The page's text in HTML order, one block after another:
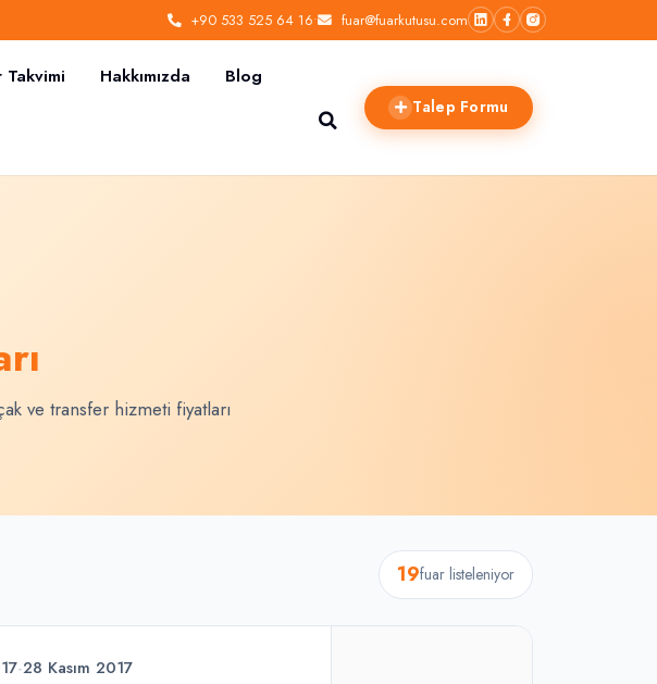
+90 533 525 64 16• fuar@fuarkutusu.com
Takvimi Hakkımızda Blog
Talep Formu
ve transfer hizmeti fiyatları
19fuar listeleniyor
-28 Kasım 2017